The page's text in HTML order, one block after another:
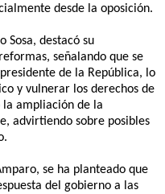
desde la oposición.
Sosa, destacó su
señalando que se
de la República, lo
y vulnerar los derechos de
la ampliación de la
advirtiendo sobre posibles
se ha planteado que
del gobierno a las